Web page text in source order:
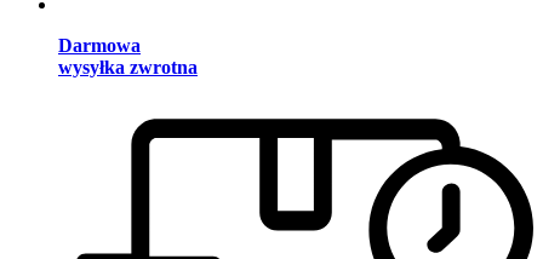
Darmowa
wysyłka zwrotna